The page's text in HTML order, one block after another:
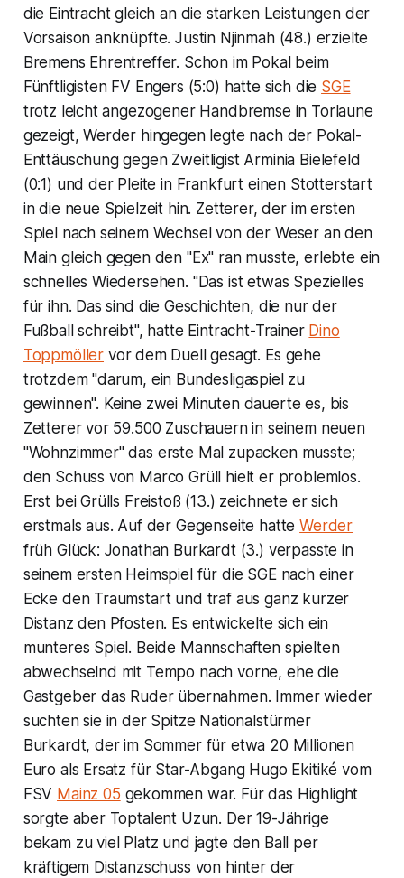
die Eintracht gleich an die starken Leistungen der
Vorsaison anknüpfte. Justin Njinmah (48.) erzielte
Bremens Ehrentreffer. Schon im Pokal beim
Fünftligisten FV Engers (5:0) hatte sich die SGE
trotz leicht angezogener Handbremse in Torlaune
gezeigt, Werder hingegen legte nach der Pokal-
Enttäuschung gegen Zweitligist Arminia Bielefeld
(0:1) und der Pleite in Frankfurt einen Stotterstart
in die neue Spielzeit hin. Zetterer, der im ersten
Spiel nach seinem Wechsel von der Weser an den
Main gleich gegen den "Ex" ran musste, erlebte ein
schnelles Wiedersehen. "Das ist etwas Spezielles
für ihn. Das sind die Geschichten, die nur der
Fußball schreibt", hatte Eintracht-Trainer Dino
Toppmöller vor dem Duell gesagt. Es gehe
trotzdem "darum, ein Bundesligaspiel zu
gewinnen". Keine zwei Minuten dauerte es, bis
Zetterer vor 59.500 Zuschauern in seinem neuen
"Wohnzimmer" das erste Mal zupacken musste;
den Schuss von Marco Grüll hielt er problemlos.
Erst bei Grülls Freistoß (13.) zeichnete er sich
erstmals aus. Auf der Gegenseite hatteWerder
früh Glück: Jonathan Burkardt (3.) verpasste in
seinem ersten Heimspiel für die SGE nach einer
Ecke den Traumstart und traf aus ganz kurzer
Distanz den Pfosten. Es entwickelte sich ein
munteres Spiel. Beide Mannschaften spielten
abwechselnd mit Tempo nach vorne, ehe die
Gastgeber das Ruder übernahmen. Immer wieder
suchten sie in der Spitze Nationalstürmer
Burkardt, der im Sommer für etwa 20 Millionen
Euro als Ersatz für Star-Abgang Hugo Ekitiké vom
FSV Mainz 05 gekommen war. Für das Highlight
sorgte aber Toptalent Uzun. Der 19-Jährige
bekam zu viel Platz und jagte den Ball per
kräftigem Distanzschuss von hinter der